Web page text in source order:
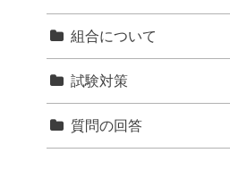
組合について
試験対策
質問の回答